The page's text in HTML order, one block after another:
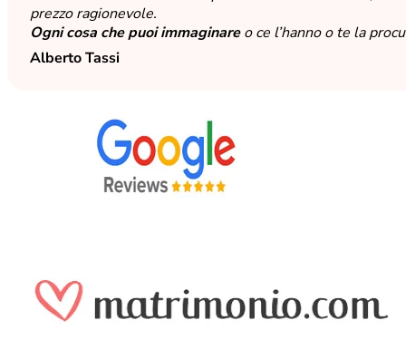
prezzo ragionevole.
Ogni cosa che puoi immaginareo ce l’hanno o te la
Alberto Tassi